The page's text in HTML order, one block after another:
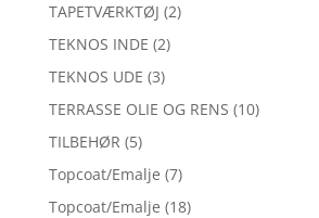
TAPETVÆRKTØJ (2)
TEKNOS INDE (2)
TEKNOS UDE (3)
TERRASSE OLIE OG RENS (10)
TILBEHØR (5)
Topcoat/Emalje (7)
Topcoat/Emalje (18)